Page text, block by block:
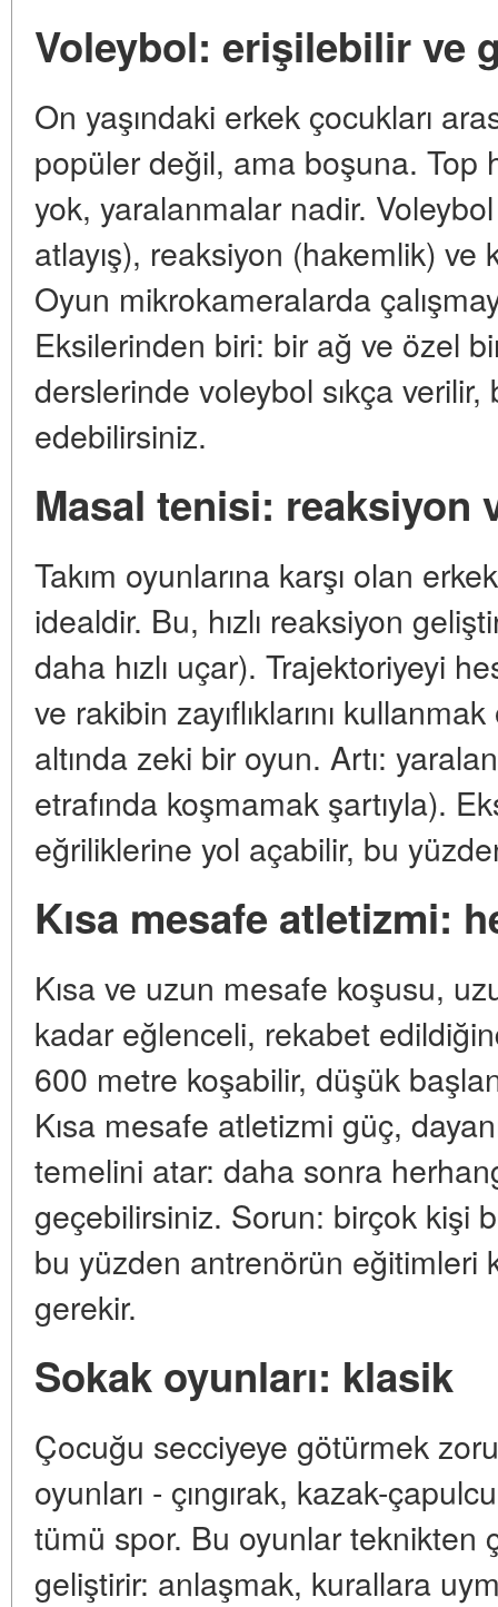
Voleybol: erişilebilir ve
On yaşındaki erkek çocukları
popüler değil, ama boşuna. Top
yok, yaralanmalar nadir.
atlayış), reaksiyon (hakemlik) ve
Oyun mikrokameralarda
Eksilerinden biri: bir ağ ve özel
derslerinde voleybol sıkça
edebilirsiniz.
Masal tenisi: reaksiyon
Takım oyunlarına karşı olan
idealdir. Bu, hızlı reaksiyon
daha hızlı uçar). Trajektoriyeyi
ve rakibin zayıflıklarını
altında zeki bir oyun. Artı:
etrafında koşmamak şartıyla).
eğriliklerine yol açabilir, bu
Kısa mesafe atletizmi:
Kısa ve uzun mesafe koşusu,
kadar eğlenceli, rekabet
600 metre koşabilir, düşük
Kısa mesafe atletizmi güç,
temelini atar: daha sonra
geçebilirsiniz. Sorun: birçok kişi
bu yüzden antrenörün eğitimleri
gerekir.
Sokak oyunları: klasik
Çocuğu secciyeye götürmek
oyunları - çıngırak, kazak-
tümü spor. Bu oyunlar teknikten
geliştirir: anlaşmak, kurallara